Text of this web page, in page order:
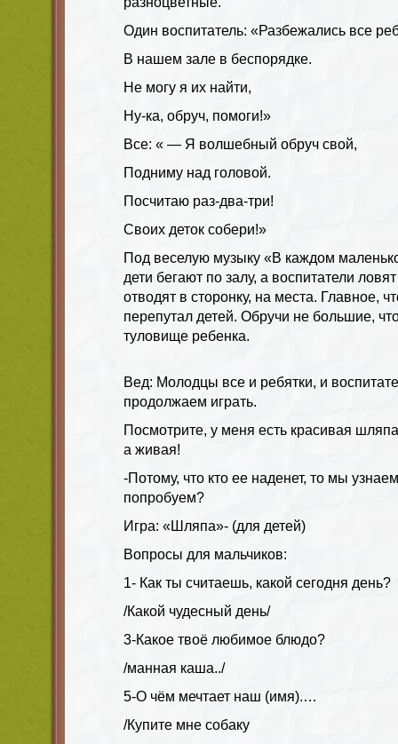
Один воспитатель: «Разбежались все
В нашем зале в беспорядке.
Не могу я их найти,
Ну-ка, обруч, помоги!»
Все: « — Я волшебный обруч свой,
Подниму над головой.
Посчитаю раз-два-три!
Своих деток собери!»
Под веселую музыку «В каждом
дети бегают по залу, а воспитатели
отводят в сторонку, на места. Главное,
перепутал детей. Обручи не большие,
туловище ребенка.
Вед: Молодцы все и ребятки, и
продолжаем играть.
Посмотрите, у меня есть красивая
а живая!
-Потому, что кто ее наденет, то мы
попробуем?
Игра: «Шляпа»- (для детей)
Вопросы для мальчиков:
1- Как ты считаешь, какой сегодня день?
/Какой чудесный день/
3-Какое твоё любимое блюдо?
/манная каша../
5-О чём мечтает наш (имя).…
/Купите мне собаку